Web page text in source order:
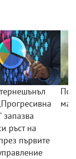
запазва
ръст на
първите